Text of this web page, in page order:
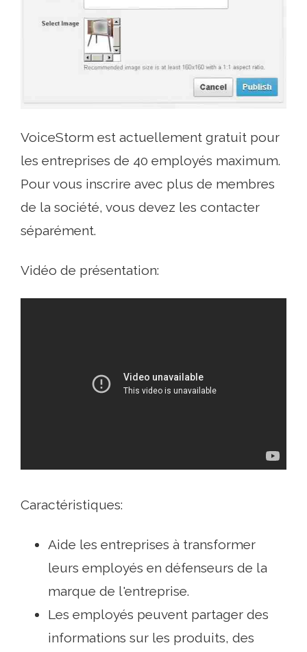
VoiceStorm est actuellement gratuit pour
les entreprises de 40 employés maximum.
Pour vous inscrire avec plus de membres
de la société, vous devez les contacter
séparément.
Vidéo de présentation:
Caractéristiques:
Aide les entreprises à transformer
leurs employés en défenseurs de la
marque de l'entreprise.
Les employés peuvent partager des
informations sur les produits, des